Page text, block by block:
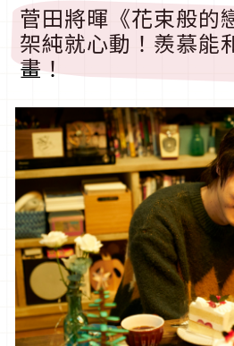
菅田將暉《花束般的
架純就心動！羨慕能
畫！